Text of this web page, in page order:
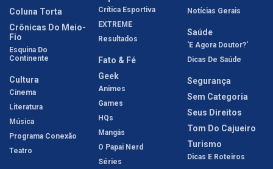
Coluna Torta
Crônicas Do Meio-
Fio
Esquina Do
Continente
Cultura
Cinema
Literatura
Música
Programa Conexão
Teatro
Crítica Esportiva
EXTREME
Resultados
Fato & Fé
Geek
Animes
Games
HQs
Mangás
O Papai Nerd
Séries
Notícias Gerais
Saúde
'E Agora Doutor?'
Dicas De Saúde
Segurança
Sem Categoria
Seus Direitos
Tom Do Cajueiro
Turismo
Dicas E Roteiros